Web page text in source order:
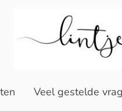
Veel gestelde